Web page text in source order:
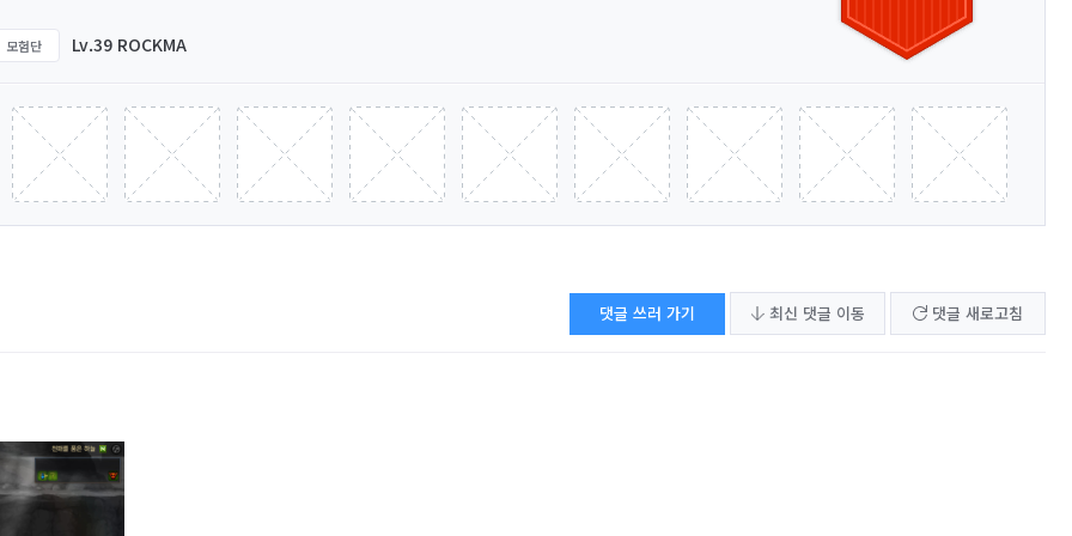
모험단 Lv.39 ROCKMA
댓글 쓰러 가기 최신 댓글 이동 댓글 새로고침